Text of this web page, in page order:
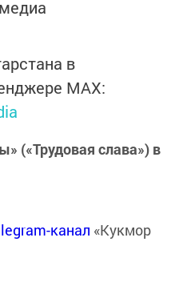
в
MАХ:
(«Трудовая слава») в
канал «Кукмор